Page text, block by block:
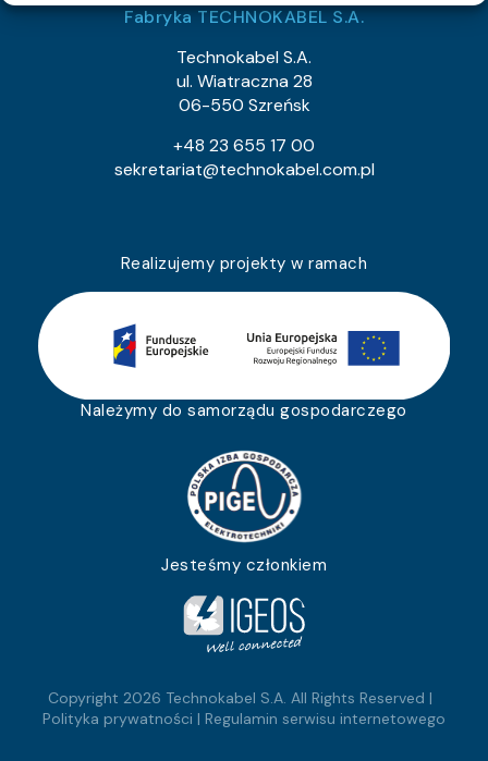
Fabryka TECHNOKABEL S.A.
Technokabel S.A.
ul. Wiatraczna 28
06-550 Szreńsk
+48 23 655 17 00
sekretariat@technokabel.com.pl
Realizujemy projekty w ramach
Należymy do samorządu gospodarczego
Jesteśmy członkiem
Copyright 2026 Technokabel S.A. All Rights Reserved |
Polityka prywatności | Regulamin serwisu internetowego